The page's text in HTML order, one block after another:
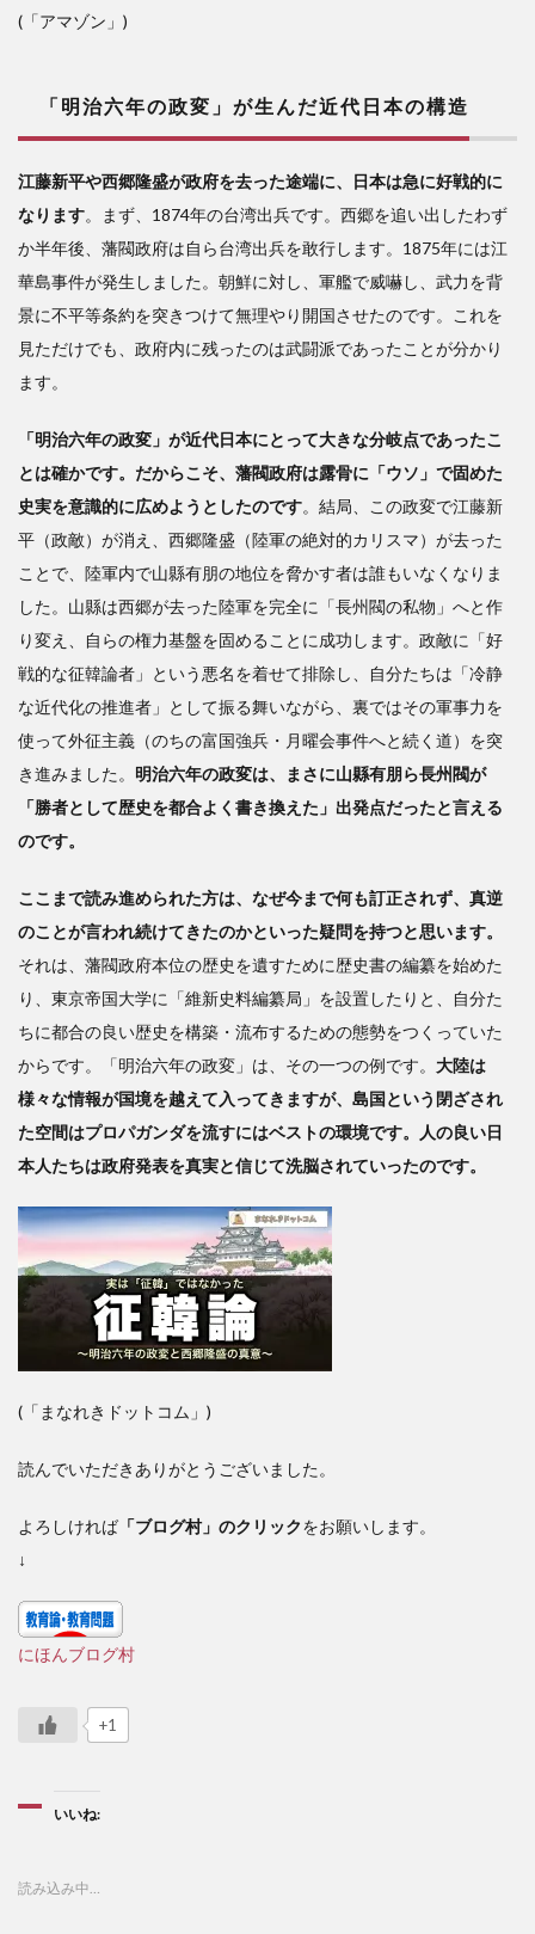
(「アマゾン」)
「明治六年の政変」が生んだ近代日本の構造
江藤新平や西郷隆盛が政府を去った途端に、日本は急に好戦的に
なります。まず、1874年の台湾出兵です。西郷を追い出したわず
か半年後、藩閥政府は自ら台湾出兵を敢行します。1875年には江
華島事件が発生しました。朝鮮に対し、軍艦で威嚇し、武力を背
景に不平等条約を突きつけて無理やり開国させたのです。これを
見ただけでも、政府内に残ったのは武闘派であったことが分かり
ます。
「明治六年の政変」が近代日本にとって大きな分岐点であったこ
とは確かです。だからこそ、藩閥政府は露骨に「ウソ」で固めた
史実を意識的に広めようとしたのです。結局、この政変で江藤新
平（政敵）が消え、西郷隆盛（陸軍の絶対的カリスマ）が去った
ことで、陸軍内で山縣有朋の地位を脅かす者は誰もいなくなりま
した。山縣は西郷が去った陸軍を完全に「長州閥の私物」へと作
り変え、自らの権力基盤を固めることに成功します。政敵に「好
戦的な征韓論者」という悪名を着せて排除し、自分たちは「冷静
な近代化の推進者」として振る舞いながら、裏ではその軍事力を
使って外征主義（のちの富国強兵・月曜会事件へと続く道）を突
き進みました。 明治六年の政変は、まさに山縣有朋ら長州閥が
「勝者として歴史を都合よく書き換えた」出発点だったと言える
のです。
ここまで読み進められた方は、なぜ今まで何も訂正されず、真逆
のことが言われ続けてきたのかといった疑問を持つと思います。
それは、藩閥政府本位の歴史を遺すために歴史書の編纂を始めた
り、東京帝国大学に「維新史料編纂局」を設置したりと、自分た
ちに都合の良い歴史を構築・流布するための態勢をつくっていた
からです。「明治六年の政変」は、その一つの例です。 大陸は
様々な情報が国境を越えて入ってきますが、島国という閉ざされ
た空間はプロパガンダを流すにはベストの環境です。人の良い日
本人たちは政府発表を真実と信じて洗脳されていったのです。
(「まなれきドットコム」)
読んでいただきありがとうございました。
よろしければ 「ブログ村」のクリックをお願いします。
↓
にほんブログ村
+1
いいね:
読み込み中…